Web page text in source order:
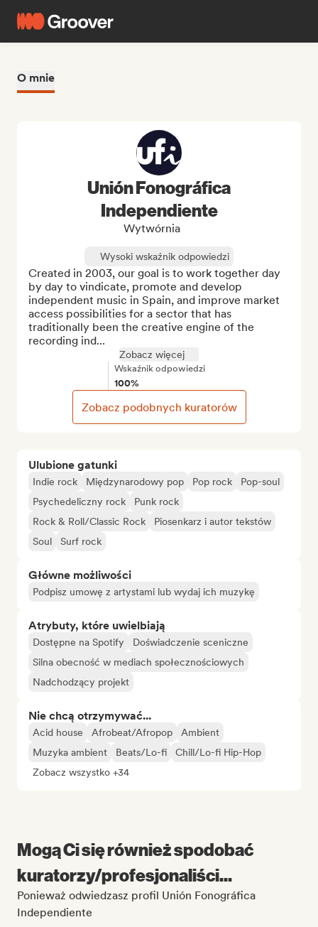
O mnie
Ulubione gatunki
Indie rock Międzynarodowy pop Pop rock
Pop-soul
Psychedeliczny rock
Punk rock
Rock & Roll/Classic Rock
Piosenkarz i autor tekstów
Soul
Surf rock
Główne możliwości
Podpisz umowę z artystami lub wydaj ich muzykę
Atrybuty, które uwielbiają
Dostępne na Spotify
Doświadczenie sceniczne
Silna obecność w mediach społecznościowych
Nadchodzący projekt
Nie chcą otrzymywać...
Acid house Afrobeat/Afropop
Ambient
Muzyka ambient
Beats/Lo-fi
Chill/Lo-fi Hip-Hop
Zobacz wszystko +34
Unión Fonográfica
Independiente
Wytwórnia
Wysoki wskaźnik odpowiedzi
Created in 2003, our goal is to work together day
by day to vindicate, promote and develop
independent music in Spain, and improve market
access possibilities for a sector that has
traditionally been the creative engine of the
recording ind...
Zobacz więcej
Wskaźnik odpowiedzi
100%
Zobacz podobnych kuratorów
Mogą Ci się również spodobać
kuratorzy/profesjonaliści...
Ponieważ odwiedzasz profil Unión Fonográfica
Independiente